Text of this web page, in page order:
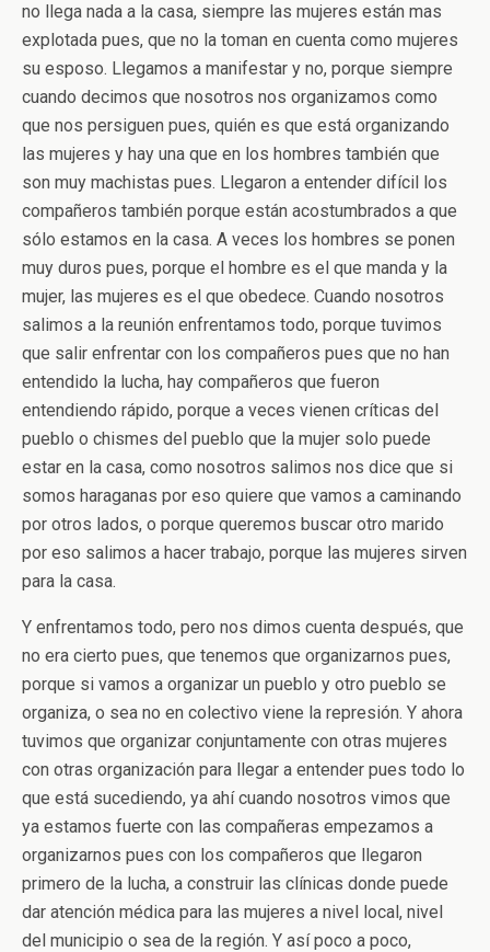
no llega nada a la casa, siempre las mujeres están mas
explotada pues, que no la toman en cuenta como mujeres
su esposo. Llegamos a manifestar y no, porque siempre
cuando decimos que nosotros nos organizamos como
que nos persiguen pues, quién es que está organizando
las mujeres y hay una que en los hombres también que
son muy machistas pues. Llegaron a entender difícil los
compañeros también porque están acostumbrados a que
sólo estamos en la casa. A veces los hombres se ponen
muy duros pues, porque el hombre es el que manda y la
mujer, las mujeres es el que obedece. Cuando nosotros
salimos a la reunión enfrentamos todo, porque tuvimos
que salir enfrentar con los compañeros pues que no han
entendido la lucha, hay compañeros que fueron
entendiendo rápido, porque a veces vienen críticas del
pueblo o chismes del pueblo que la mujer solo puede
estar en la casa, como nosotros salimos nos dice que si
somos haraganas por eso quiere que vamos a caminando
por otros lados, o porque queremos buscar otro marido
por eso salimos a hacer trabajo, porque las mujeres sirven
para la casa.
Y enfrentamos todo, pero nos dimos cuenta después, que
no era cierto pues, que tenemos que organizarnos pues,
porque si vamos a organizar un pueblo y otro pueblo se
organiza, o sea no en colectivo viene la represión. Y ahora
tuvimos que organizar conjuntamente con otras mujeres
con otras organización para llegar a entender pues todo lo
que está sucediendo, ya ahí cuando nosotros vimos que
ya estamos fuerte con las compañeras empezamos a
organizarnos pues con los compañeros que llegaron
primero de la lucha, a construir las clínicas donde puede
dar atención médica para las mujeres a nivel local, nivel
del municipio o sea de la región. Y así poco a poco,